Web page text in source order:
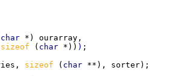
char
sizeof ( char *)) )
sizeof ( char